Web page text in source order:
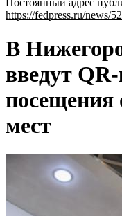
Постоянный адрес
https://fedpress.ru/news/
В
введут
посещения
мест